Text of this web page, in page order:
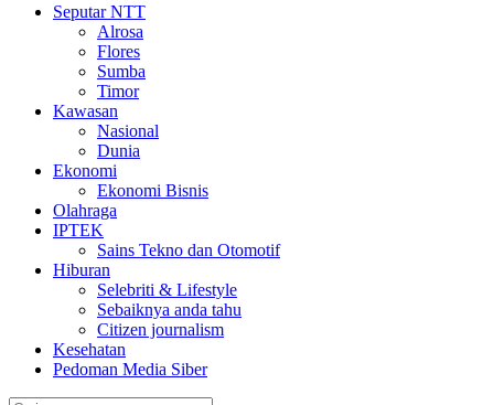
Seputar NTT
Alrosa
Flores
Sumba
Timor
Kawasan
Nasional
Dunia
Ekonomi
Ekonomi Bisnis
Olahraga
IPTEK
Sains Tekno dan Otomotif
Hiburan
Selebriti & Lifestyle
Sebaiknya anda tahu
Citizen journalism
Kesehatan
Pedoman Media Siber